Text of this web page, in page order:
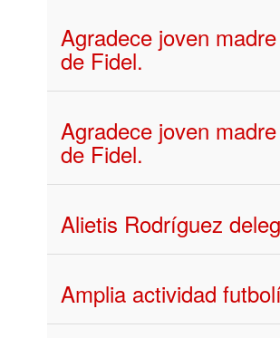
Agradece joven
de Fidel.
Agradece joven
de Fidel.
Alietis Rodríguez
Amplia actividad